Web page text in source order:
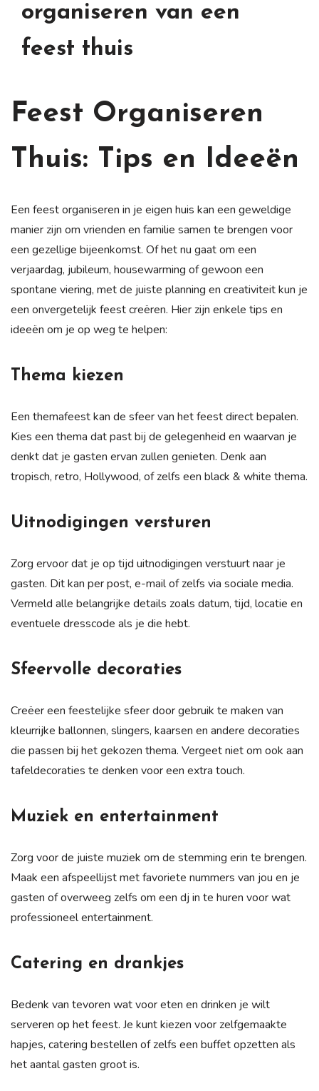
organiseren van een
feest thuis
Feest Organiseren
Thuis: Tips en Ideeën
Een feest organiseren in je eigen huis kan een geweldige
manier zijn om vrienden en familie samen te brengen voor
een gezellige bijeenkomst. Of het nu gaat om een
verjaardag, jubileum, housewarming of gewoon een
spontane viering, met de juiste planning en creativiteit kun je
een onvergetelijk feest creëren. Hier zijn enkele tips en
ideeën om je op weg te helpen:
Thema kiezen
Een themafeest kan de sfeer van het feest direct bepalen.
Kies een thema dat past bij de gelegenheid en waarvan je
denkt dat je gasten ervan zullen genieten. Denk aan
tropisch, retro, Hollywood, of zelfs een black & white thema.
Uitnodigingen versturen
Zorg ervoor dat je op tijd uitnodigingen verstuurt naar je
gasten. Dit kan per post, e-mail of zelfs via sociale media.
Vermeld alle belangrijke details zoals datum, tijd, locatie en
eventuele dresscode als je die hebt.
Sfeervolle decoraties
Creëer een feestelijke sfeer door gebruik te maken van
kleurrijke ballonnen, slingers, kaarsen en andere decoraties
die passen bij het gekozen thema. Vergeet niet om ook aan
tafeldecoraties te denken voor een extra touch.
Muziek en entertainment
Zorg voor de juiste muziek om de stemming erin te brengen.
Maak een afspeellijst met favoriete nummers van jou en je
gasten of overweeg zelfs om een dj in te huren voor wat
professioneel entertainment.
Catering en drankjes
Bedenk van tevoren wat voor eten en drinken je wilt
serveren op het feest. Je kunt kiezen voor zelfgemaakte
hapjes, catering bestellen of zelfs een buffet opzetten als
het aantal gasten groot is.